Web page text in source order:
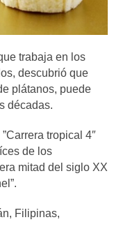
trabaja en los
descubrió que
plátanos, puede
décadas.
tropical 4″
de los
mitad del siglo XX
Filipinas,